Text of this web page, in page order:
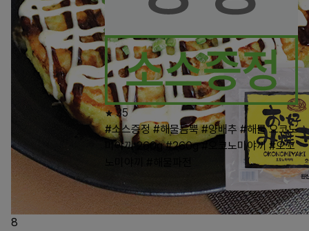
8
35
#소스증정 #해물듬뿍 #양배추 #해물 오코노
미야끼 260g #260g #오코노미야끼 #오꼬